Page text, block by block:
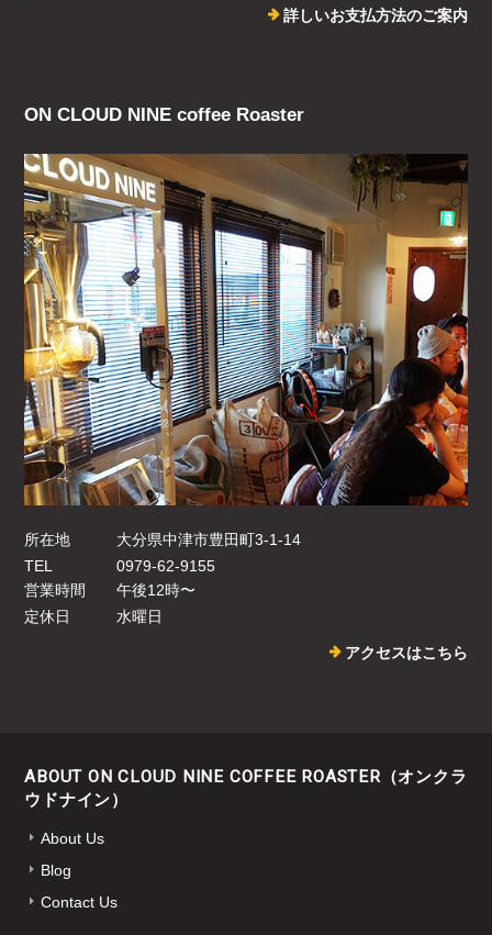
詳しいお支払方法のご案内
ON CLOUD NINE coffee Roaster
所在地
大分県中津市豊田町3-1-14
TEL
0979-62-9155
営業時間
午後12時〜
定休日
水曜日
アクセスはこちら
ABOUT ON CLOUD NINE COFFEE ROASTER（オンクラ
ウドナイン）
About Us
Blog
Contact Us